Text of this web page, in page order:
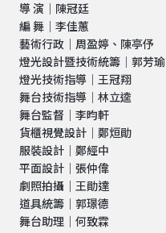
導 演｜陳冠廷
編 舞｜李佳蕙
藝術行政｜周盈婷、陳亭伃
燈光設計暨技術統籌｜郭芳瑜
燈光技術指導｜王冠翔
舞台技術指導｜林立逵
舞台監督｜李昀軒
貨櫃視覺設計｜鄭烜勛
服裝設計｜鄭經中
平面設計｜張仲偉
劇照拍攝｜王勛達
道具統籌｜郭璟德
舞台助理｜何致霖